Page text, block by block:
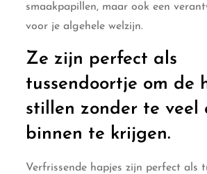
smaakpapillen, maar ook een
voor je algehele welzijn.
Ze zijn perfect als
tussendoortje om de
stillen zonder te veel
binnen te krijgen.
Verfrissende hapjes zijn perfect als